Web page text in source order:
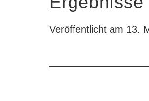
Veröffentlicht am 13.